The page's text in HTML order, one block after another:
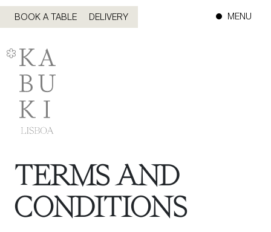
BOOK A TABLE DELIVERY MENU
TERMS AND
CONDITIONS